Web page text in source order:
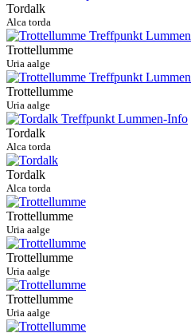
Tordalk
Alca torda
Trottellumme
Uria aalge
Trottellumme
Uria aalge
Tordalk
Alca torda
Tordalk
Alca torda
Trottellumme
Uria aalge
Trottellumme
Uria aalge
Trottellumme
Uria aalge